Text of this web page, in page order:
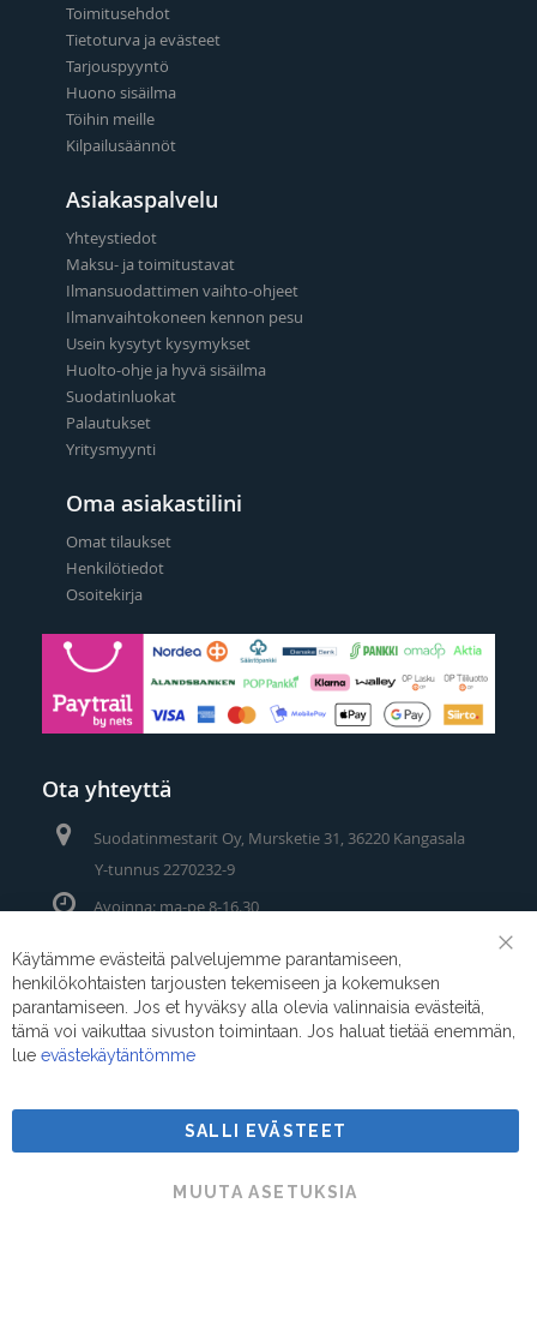
Toimitusehdot
Tietoturva ja evästeet
Tarjouspyyntö
Huono sisäilma
Töihin meille
Kilpailusäännöt
Asiakaspalvelu
Yhteystiedot
Maksu- ja toimitustavat
Ilmansuodattimen vaihto-ohjeet
Ilmanvaihtokoneen kennon pesu
Usein kysytyt kysymykset
Huolto-ohje ja hyvä sisäilma
Suodatinluokat
Palautukset
Yritysmyynti
Oma asiakastilini
Omat tilaukset
Henkilötiedot
Osoitekirja
Ota yhteyttä
Suodatinmestarit Oy, Mursketie 31, 36220 Kangasala
Y-tunnus 2270232-9
Avoinna: ma-pe 8-16.30
Puhelin/Whatsapp:
Sähköposti:myynti@suodatinmestarit.fi
Suodatinmestarit © 2026
Käytämme evästeitä palvelujemme parantamiseen,
henkilökohtaisten tarjousten tekemiseen ja kokemuksen
parantamiseen. Jos et hyväksy alla olevia valinnaisia evästeitä,
tämä voi vaikuttaa sivuston toimintaan. Jos haluat tietää enemmän,
lue evästekäytäntömme
SALLI EVÄSTEET
MUUTA ASETUKSIA